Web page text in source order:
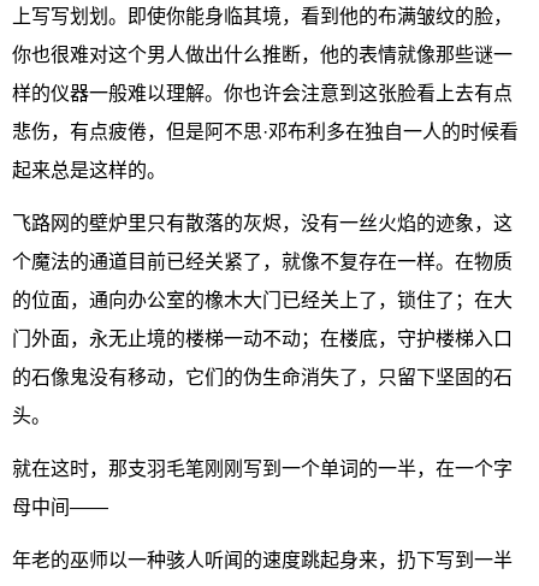
上写写划划。即使你能身临其境，看到他的布满皱纹的脸，
你也很难对这个男人做出什么推断，他的表情就像那些谜一
样的仪器一般难以理解。你也许会注意到这张脸看上去有点
悲伤，有点疲倦，但是阿不思·邓布利多在独自一人的时候看
起来总是这样的。
飞路网的壁炉里只有散落的灰烬，没有一丝火焰的迹象，这
个魔法的通道目前已经关紧了，就像不复存在一样。在物质
的位面，通向办公室的橡木大门已经关上了，锁住了；在大
门外面，永无止境的楼梯一动不动；在楼底，守护楼梯入口
的石像鬼没有移动，它们的伪生命消失了，只留下坚固的石
头。
就在这时，那支羽毛笔刚刚写到一个单词的一半，在一个字
母中间——
年老的巫师以一种骇人听闻的速度跳起身来，扔下写到一半